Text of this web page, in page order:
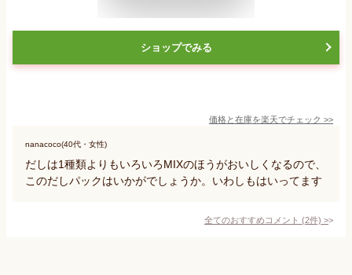
ショップでみる
価格と在庫を楽天でチェック >>
nanacoco(40代・女性)
だしは1種類よりもいろいろMIXのほうがおいしくなるので、
このだしパックはいかがでしょうか。いわしもはいってます
全てのおすすめコメント (2件) >